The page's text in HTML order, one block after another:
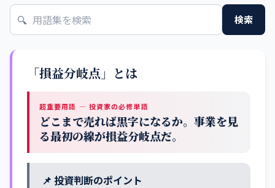
🔍 検索
「損益分岐点」とは
超重要用語 — 投資家の必修単語
どこまで売れば黒字になるか。事業を見
る最初の線が損益分岐点だ。
📌 投資判断のポイント